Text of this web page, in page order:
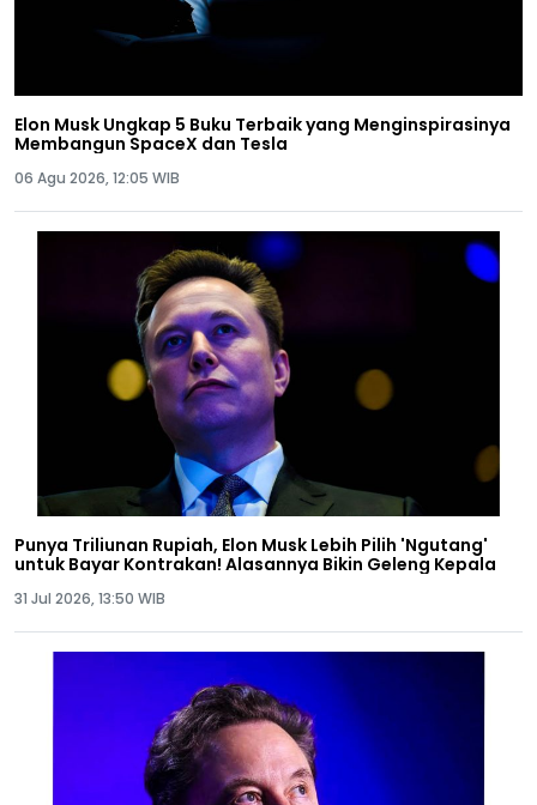
Elon Musk Ungkap 5 Buku Terbaik yang Menginspirasinya
Membangun SpaceX dan Tesla
06 Agu 2026, 12:05 WIB
Punya Triliunan Rupiah, Elon Musk Lebih Pilih 'Ngutang'
untuk Bayar Kontrakan! Alasannya Bikin Geleng Kepala
31 Jul 2026, 13:50 WIB